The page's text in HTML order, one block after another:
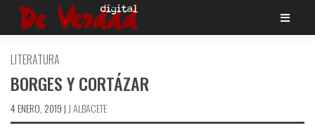
Saltar
LITERATURA
BORGES Y CORTÁZAR
4 ENERO, 2019 | J ALBACETE